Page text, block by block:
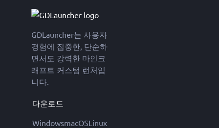
GDLauncher는 사용자
경험에 집중한, 단순하
면서도 강력한 마인크
래프트 커스텀 런처입
니다.
다운로드
WindowsmacOSLinux